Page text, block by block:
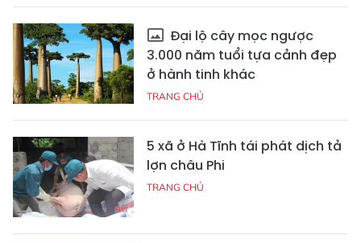
Đại lộ cây mọc ngược
3.000 năm tuổi tựa cảnh đẹp
ở hành tinh khác
TRANG CHỦ
5 xã ở Hà Tĩnh tái phát dịch tả
lợn châu Phi
TRANG CHỦ